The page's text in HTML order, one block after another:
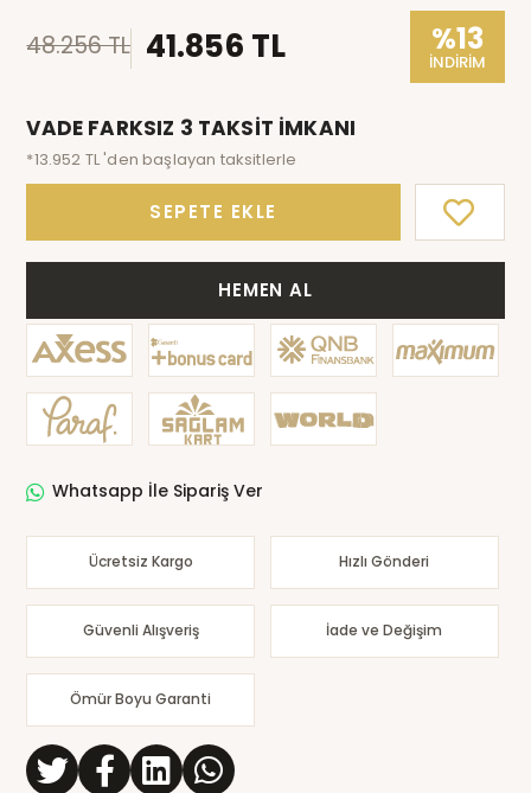
48.256 TL 41.856 TL %13
İNDİRİM
VADE FARKSIZ 3 TAKSİT İMKANI
*13.952 TL 'den başlayan taksitlerle
SEPETE EKLE
HEMEN AL
Whatsapp İle Sipariş Ver
Ücretsiz Kargo Hızlı Gönderi
Güvenli Alışveriş İade ve Değişim
Ömür Boyu Garanti